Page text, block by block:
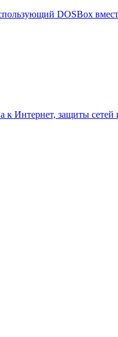
DOSBox
Интернет, защиты сетей